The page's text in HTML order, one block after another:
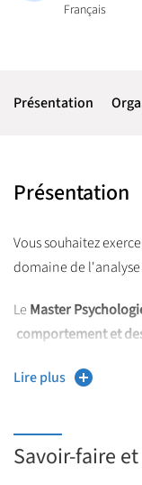
Français
Présentation
Présentation
Vous souhaitez
domaine de
Le Master
comportement et
d'application en
En tant que
champs de la santé.
Lire plus
Savoir-faire